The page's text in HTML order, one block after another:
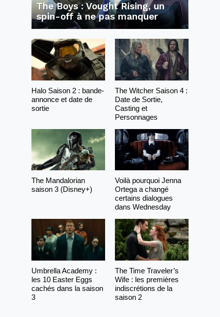
The Boys : Vought Rising, un
spin-off à ne pas manquer
Halo Saison 2 : bande-
annonce et date de
sortie
The Witcher Saison 4 :
Date de Sortie,
Casting et
Personnages
The Mandalorian
saison 3 (Disney+)
Voilà pourquoi Jenna
Ortega a changé
certains dialogues
dans Wednesday
Umbrella Academy :
les 10 Easter Eggs
cachés dans la saison
3
The Time Traveler’s
Wife : les premières
indiscrétions de la
saison 2